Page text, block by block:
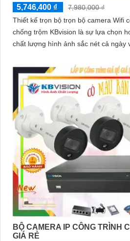
5,746,400 ₫
7,980,000 ₫
Thiết kế trọn bộ trọn bộ camera Wifi
chống trộm KBvision là sự lựa chọn
chất lượng hình ảnh sắc nét cả ngày
BỘ CAMERA IP CÔNG TRÌNH
GIÁ RẺ